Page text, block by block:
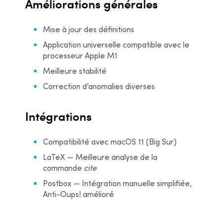
Mise à jour des définitions
Application universelle compatible avec le
processeur Apple M1
Meilleure stabilité
Correction d’anomalies diverses
Intégrations
Compatibilité avec macOS 11 (Big Sur)
LaTeX — Meilleure analyse de la
commande cite
Postbox — Intégration manuelle simplifiée,
Anti-Oups! amélioré